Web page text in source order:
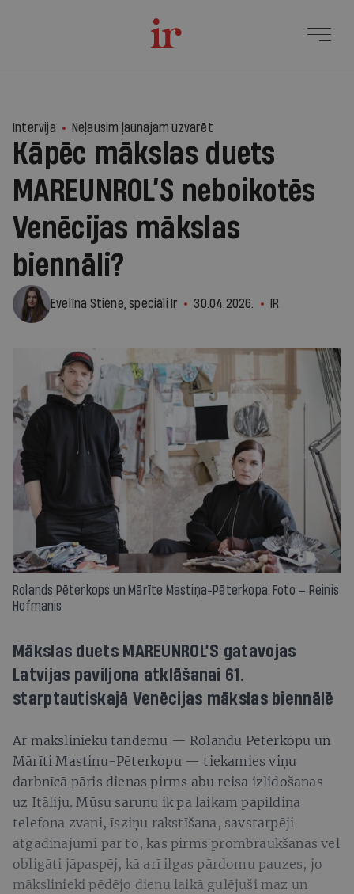
Intervija Neļausim ļaunajam uzvarēt
Kāpēc mākslas duets
MAREUNROL’S neboikotēs
Venēcijas mākslas
biennāli?
Evelīna Stiene, speciāli Ir 30.04.2026. IR
Rolands Pēterkops un Mārīte Mastiņa-Pēter­kopa. Foto — Reinis
Hofmanis
Mākslas duets MAREUNROL’S gatavojas
Latvijas paviljona atklāšanai 61.
starptautiskajā Venēcijas mākslas biennālē
Ar mākslinieku tandēmu — Rolandu Pēterkopu un
Mārīti Mastiņu-Pēterkopu — tiekamies viņu
darbnīcā pāris dienas pirms abu reisa izlidošanas
uz Itāliju. Mūsu sarunu ik pa laikam papildina
telefona zvani, īsziņu rakstīšana, savstarpēji
atgādinājumi par to, kas pirms prombraukšanas vēl
obligāti jāpaspēj, kā arī ilgas pārdomu pauzes, jo
mākslinieki pēdējo dienu laikā gulējuši maz un